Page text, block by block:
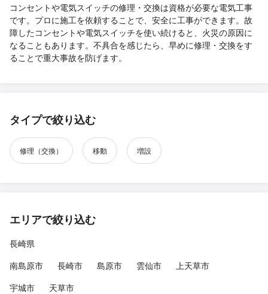
コンセントや電気スイッチの修理・交換は資格が必要な電気工事
です。プロに施工を依頼することで、安全に工事ができます。故
障したコンセントや電気スイッチを使い続けると、火災の原因に
なることもあります。不具合を感じたら、早めに修理・交換をす
ることで重大事故を防げます。
タイプで絞り込む
修理（交換） 移動 増設
エリアで絞り込む
長崎県
南島原市
長崎市 島原市 雲仙市
上天草市
宇城市
天草市